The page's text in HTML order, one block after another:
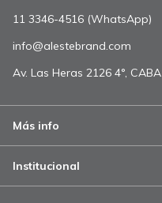
11 3346-4516 (WhatsApp)
info@alestebrand.com
Av. Las Heras 2126 4°, CABA
Más info
Institucional